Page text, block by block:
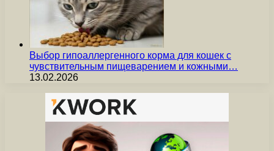
Выбор гипоаллергенного корма для кошек с
чувствительным пищеварением и кожными…
13.02.2026